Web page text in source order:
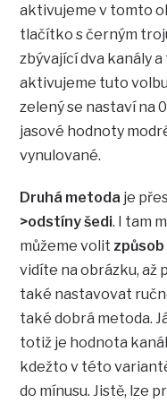
aktivujeme v tomto
tlačítko s černým
zbývající dva kanály
aktivujeme tuto
zelený se nastaví na
jasové hodnoty
vynulované.
Druhá metoda je
>odstíny šedi. I tam
můžeme volit způsob
vidíte na obrázku, až
také nastavovat
také dobrá metoda.
totiž je hodnota
kdežto v této
do mínusu. Jistě, lze